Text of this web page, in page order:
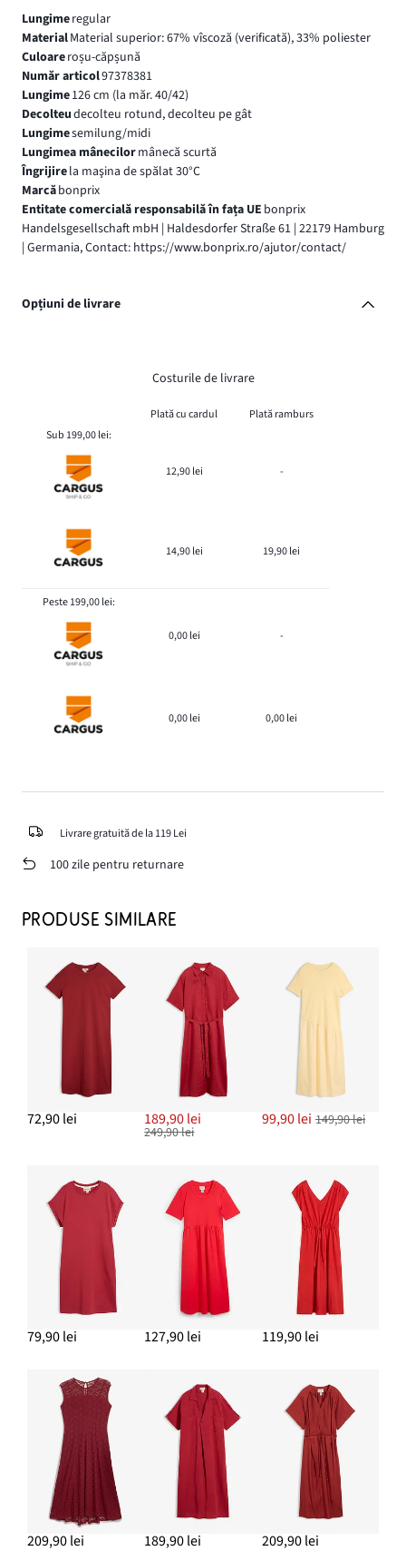
Lungimeregular
MaterialMaterial superior: 67% vîscoză (verificată), 33% poliester
Culoareroșu-căpșună
Număr articol97378381
Lungime126 cm (la măr. 40/42)
Decolteudecolteu rotund, decolteu pe gât
Lungimesemilung/midi
Lungimea mânecilormânecă scurtă
Îngrijirela maşina de spălat 30°C
Marcăbonprix
Entitate comercială responsabilă în fața UE bonprix
Handelsgesellschaft mbH | Haldesdorfer Straße 61 | 22179 Hamburg
| Germania, Contact: https://www.bonprix.ro/ajutor/contact/
Opțiuni de livrare
Costurile de livrare
Plată cu cardul
Plată ramburs
Sub 199,00 lei:
12,90 lei -
14,90 lei 19,90 lei
Peste 199,00 lei:
0,00 lei -
0,00 lei 0,00 lei
Livrare gratuită de la 119 Lei
100 zile pentru returnare
PRODUSE SIMILARE
72,90 lei 189,90 lei
249,90 lei
99,90 lei 149,90 lei
79,90 lei 127,90 lei 119,90 lei
209,90 lei 189,90 lei 209,90 lei